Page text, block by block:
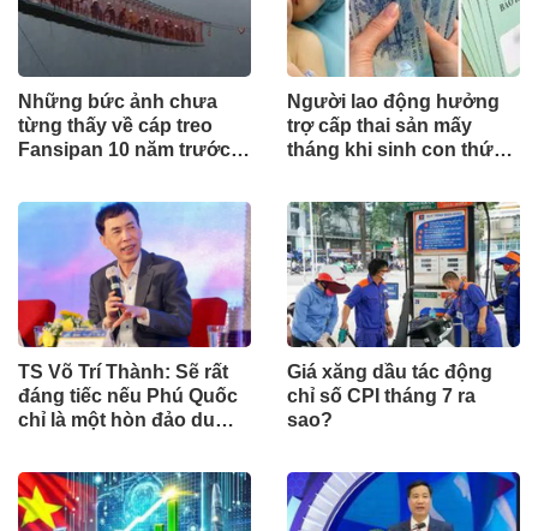
Những bức ảnh chưa
từng thấy về cáp treo
Fansipan 10 năm trước:
nhà Đông Dương
Người lao động hưởng
trợ cấp thai sản mấy
tháng khi sinh con thứ
TS Võ Trí Thành: Sẽ rất
đáng tiếc nếu Phú Quốc
chỉ là một hòn đảo du
Giá xăng dầu tác động
chỉ số CPI tháng 7 ra
sao?